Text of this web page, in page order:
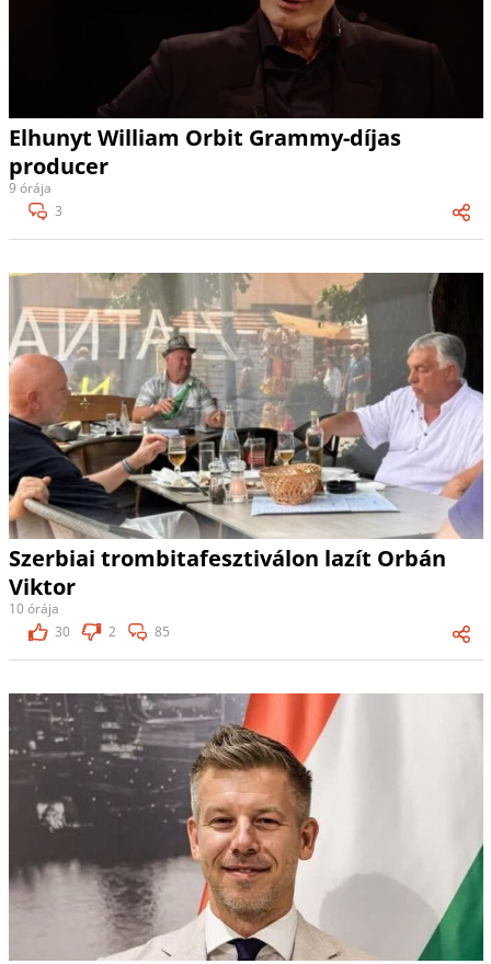
Elhunyt William Orbit Grammy-díjas
producer
9 órája
3
Szerbiai trombitafesztiválon lazít Orbán
Viktor
10 órája
30
2 85